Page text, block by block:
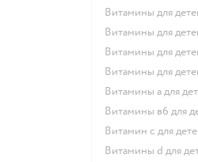
Витамины для
Витамины для
Витамины для
Витамины для
Витамины а для
Витамины в6 для
Витамин с для
Витамины d для